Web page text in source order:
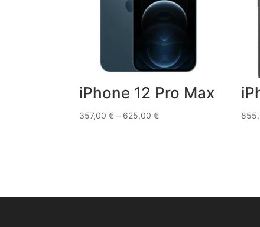
iPhone 12 Pro Max
357,00€ – 625,00€